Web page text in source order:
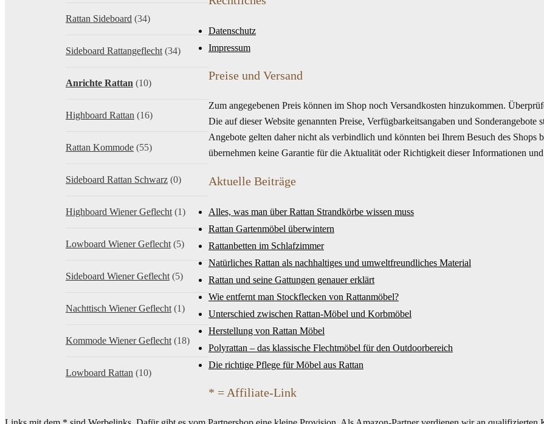
Rattan Sideboard (34)
Sideboard Rattangeflecht (34)
Anrichte Rattan (10)
Highboard Rattan (16)
Rattan Kommode (55)
Sideboard Rattan Schwarz (0)
Highboard Wiener Geflecht (1)
Lowboard Wiener Geflecht (5)
Sideboard Wiener Geflecht (5)
Nachttisch Wiener Geflecht (1)
Kommode Wiener Geflecht (18)
Lowboard Rattan (10)
Datenschutz
Impressum
Preise und Versand
Zum angegebenen Preis können im Shop noch Versandkosten hinzukommen.
Die auf dieser Website genannten Preise, Verfügbarkeitsangaben und
Angebote gelten daher nicht als verbindlich und könnten bei Ihrem Besuch des
übernehmen keine Garantie für die Aktualität oder Richtigkeit dieser Informationen
Aktuelle Beiträge
Alles, was man über Rattan Strandkörbe wissen muss
Rattan Gartenmöbel überwintern
Rattanbetten im Schlafzimmer
Natürliches Rattan als nachhaltiges und umweltfreundliches Material
Rattan und seine Gattungen genauer erklärt
Wie entfernt man Stockflecken von Rattanmöbel?
Unterschied zwischen Rattan-Möbel und Korbmöbel
Herstellung von Rattan Möbel
Polyrattan – das klassische Flechtmöbel für den Outdoorbereich
Die richtige Pflege für Möbel aus Rattan
* = Affiliate-Link